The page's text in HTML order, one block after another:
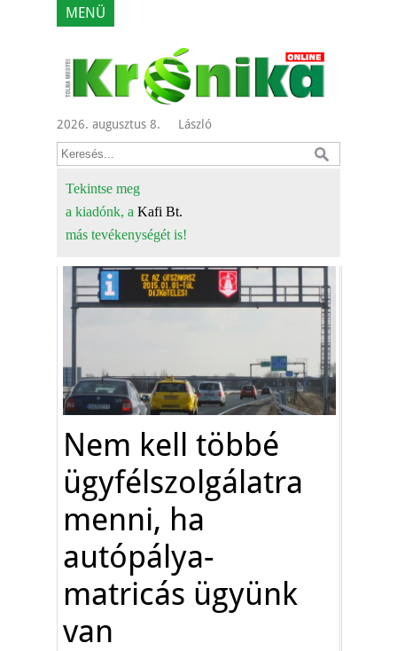
MENÜ
2026. augusztus 8. László
Tekintse meg
a kiadónk, a Kafi Bt.
más tevékenységét is!
Nem kell többé
ügyfélszolgálatra
menni, ha
autópálya-
matricás ügyünk
van